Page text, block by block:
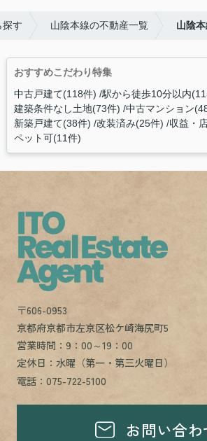
探す 山陰本線の不動産一覧 山陰
おすすめこだわり特集
中古戸建て(118件) 駅から徒歩10分以内
建築条件なし土地(73件) 中古マンション
新築戸建て(38件) 改装済み(25件) 収益・
ペット可(11件)
〒606-0953
京都府京都市左京区松ケ崎海尻町5
営業時間：9：00～19：00
定休日：水曜（第一・第三火曜日）
電話：075-722-5100
お問い合わ